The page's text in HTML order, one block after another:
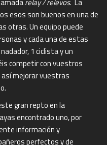
esos son buenos en una de
otras. Un equipo puede
y cada una de estas
1 ciclista y un
competir con vuestros
mejorar vuestras
gran repto en la
encontrado uno, por
información y
perfectos y de